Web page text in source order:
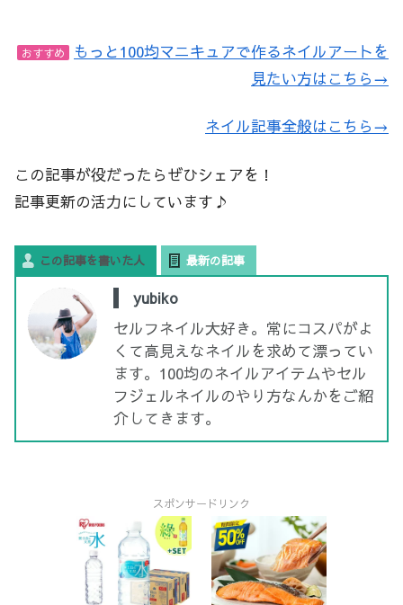
おすすめ
もっと100均マニキュアで作るネイルアートを
見たい方はこちら→
ネイル記事全般はこちら→
この記事が役だったらぜひシェアを！
記事更新の活力にしています♪
この記事を書いた人 最新の記事
yubiko
セルフネイル大好き。常にコスパがよ
くて高見えなネイルを求めて漂ってい
ます。100均のネイルアイテムやセル
フジェルネイルのやり方なんかをご紹
介してきます。
スポンサードリンク